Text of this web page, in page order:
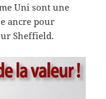
Uni sont une
ancre pour
Sheffield.